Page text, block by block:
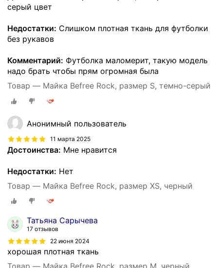
серый цвет
Недостатки: Слишком плотная ткань для футболки
без рукавов
Комментарий: Футболка маломерит, такую модель
надо брать чтобы прям огромная была
Товар — Майка Befree Rock, размер S, темно-серый
Анонимный пользователь
11 марта 2025
Достоинства: Мне нравится
Недостатки: Нет
Товар — Майка Befree Rock, размер XS, черный
Татьяна Сарычева
17 отзывов
22 июня 2024
хорошая плотная ткань